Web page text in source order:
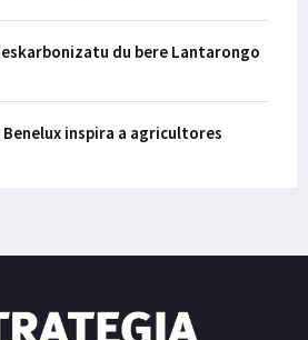
du bere Lantarongo
inspira a agricultores